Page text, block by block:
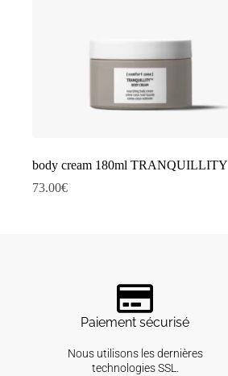
body cream 180ml TRANQUILLITY
73.00€
Paiement sécurisé
Nous utilisons les dernières
technologies SSL.